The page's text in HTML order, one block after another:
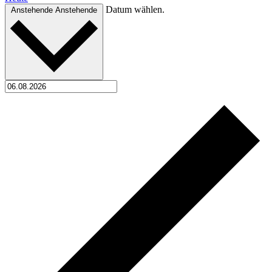
Anstehende Anstehende Datum wählen.